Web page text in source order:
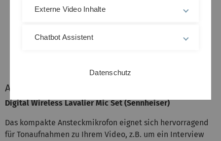
Ansteckmikrofon
Digital Wireless Lavalier Mic Set (Sennheiser)
Das kompakte Ansteckmikrofon eignet sich hervorragend
für Tonaufnahmen zu Ihrem Video, z.B. um ein Interview
Externe Video Inhalte
Chatbot Assistent
Datenschutz